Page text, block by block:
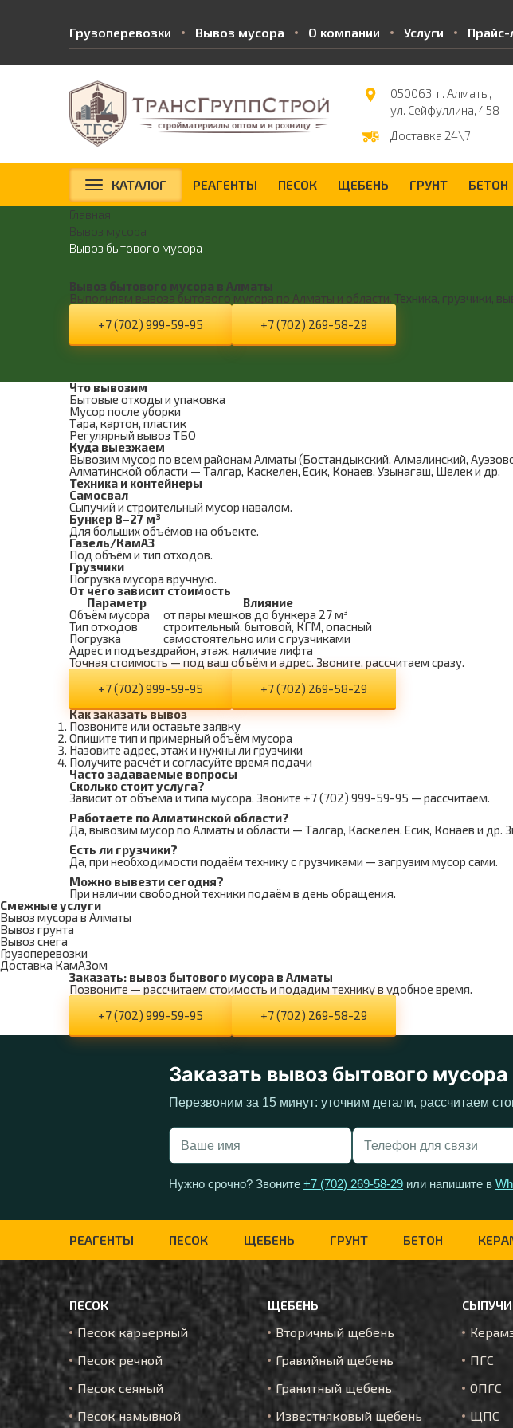
Грузоперевозки Вывоз мусора О компании Услуги Прайс-
050063, г. Алматы,
ул. Сейфуллина, 458
Доставка 24\7
КАТАЛОГ РЕАГЕНТЫ ПЕСОК ЩЕБЕНЬ ГРУНТ БЕТОН
Главная
Вывоз мусора
Вывоз бытового мусора
Вывоз бытового мусора в Алматы
Выполняем вывоза бытового мусора по Алматы и области. Техника, грузчики,
+7 (702) 999-59-95
+7 (702) 269-58-29
Что вывозим
Бытовые отходы и упаковка
Мусор после уборки
Тара, картон, пластик
Регулярный вывоз ТБО
Куда выезжаем
Вывозим мусор по всем районам Алматы (Бостандыкский, Алмалинский,
Алматинской области — Талгар, Каскелен, Есик, Конаев, Узынагаш, Шелек и др.
Техника и контейнеры
Самосвал
Сыпучий и строительный мусор навалом.
Бункер 8–27 м³
Для больших объёмов на объекте.
Газель/КамАЗ
Под объём и тип отходов.
Грузчики
Погрузка мусора вручную.
От чего зависит стоимость
Параметр
Влияние
Объём мусора
от пары мешков до бункера 27 м³
Тип отходов
строительный, бытовой, КГМ, опасный
Погрузка
самостоятельно или с грузчиками
Адрес и подъездрайон, этаж, наличие лифта
Точная стоимость — под ваш объём и адрес. Звоните, рассчитаем сразу.
+7 (702) 999-59-95
+7 (702) 269-58-29
Как заказать вывоз
Позвоните или оставьте заявку
Опишите тип и примерный объём мусора
Назовите адрес, этаж и нужны ли грузчики
Получите расчёт и согласуйте время подачи
Часто задаваемые вопросы
Сколько стоит услуга?
Зависит от объёма и типа мусора. Звоните +7 (702) 999-59-95 — рассчитаем.
Работаете по Алматинской области?
Да, вывозим мусор по Алматы и области — Талгар, Каскелен, Есик, Конаев и др.
Есть ли грузчики?
Да, при необходимости подаём технику с грузчиками — загрузим мусор сами.
Можно вывезти сегодня?
При наличии свободной техники подаём в день обращения.
Смежные услуги
Вывоз мусора в Алматы
Вывоз грунта
Вывоз снега
Грузоперевозки
Доставка КамАЗом
Заказать: вывоз бытового мусора в Алматы
Позвоните — рассчитаем стоимость и подадим технику в удобное время.
+7 (702) 999-59-95
+7 (702) 269-58-29
Заказать вывоз бытового мусора
Перезвоним за 15 минут: уточним детали, рассчитаем
Нужно срочно? Звоните +7 (702) 269-58-29 или напишите в
РЕАГЕНТЫ ПЕСОК ЩЕБЕНЬ ГРУНТ БЕТОН
ПЕСОК
Песок карьерный
Песок речной
Песок сеяный
Песок намывной
ЩЕБЕНЬ
Вторичный щебень
Гравийный щебень
Гранитный щебень
Известняковый щебень
ПГС
ОПГС
ЩПС